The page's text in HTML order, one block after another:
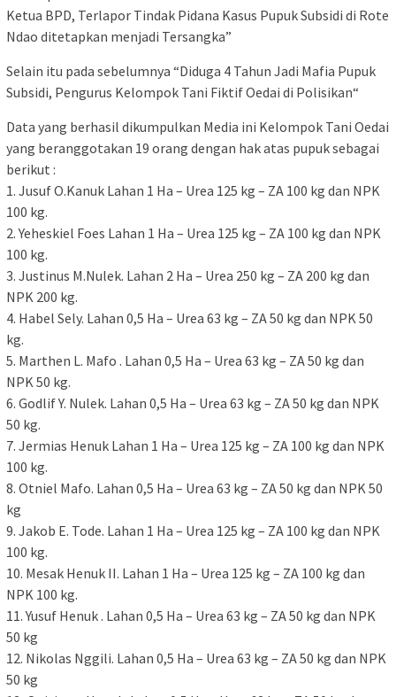
Ketua BPD, Terlapor Tindak Pidana Kasus Pupuk Subsidi di Rote
Ndao ditetapkan menjadi Tersangka”
Selain itu pada sebelumnya “Diduga 4 Tahun Jadi Mafia Pupuk
Subsidi, Pengurus Kelompok Tani Fiktif Oedai di Polisikan“
Data yang berhasil dikumpulkan Media ini Kelompok Tani Oedai
yang beranggotakan 19 orang dengan hak atas pupuk sebagai
berikut :
1. Jusuf O.Kanuk Lahan 1 Ha – Urea 125 kg – ZA 100 kg dan NPK
100 kg.
2. Yeheskiel Foes Lahan 1 Ha – Urea 125 kg – ZA 100 kg dan NPK
100 kg.
3. Justinus M.Nulek. Lahan 2 Ha – Urea 250 kg – ZA 200 kg dan
NPK 200 kg.
4. Habel Sely. Lahan 0,5 Ha – Urea 63 kg – ZA 50 kg dan NPK 50
kg.
5. Marthen L. Mafo . Lahan 0,5 Ha – Urea 63 kg – ZA 50 kg dan
NPK 50 kg.
6. Godlif Y. Nulek. Lahan 0,5 Ha – Urea 63 kg – ZA 50 kg dan NPK
50 kg.
7. Jermias Henuk Lahan 1 Ha – Urea 125 kg – ZA 100 kg dan NPK
100 kg.
8. Otniel Mafo. Lahan 0,5 Ha – Urea 63 kg – ZA 50 kg dan NPK 50
kg
9. Jakob E. Tode. Lahan 1 Ha – Urea 125 kg – ZA 100 kg dan NPK
100 kg.
10. Mesak Henuk II. Lahan 1 Ha – Urea 125 kg – ZA 100 kg dan
NPK 100 kg.
11. Yusuf Henuk . Lahan 0,5 Ha – Urea 63 kg – ZA 50 kg dan NPK
50 kg
12. Nikolas Nggili. Lahan 0,5 Ha – Urea 63 kg – ZA 50 kg dan NPK
50 kg